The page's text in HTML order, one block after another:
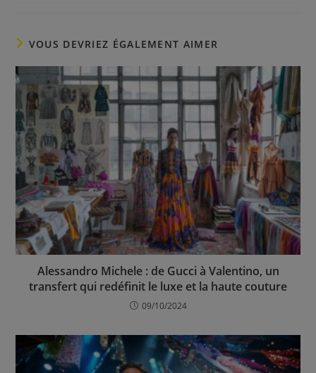
VOUS DEVRIEZ ÉGALEMENT AIMER
Alessandro Michele : de Gucci à Valentino, un
transfert qui redéfinit le luxe et la haute couture
09/10/2024